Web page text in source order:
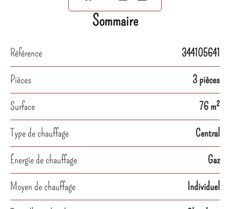
Sommaire
Référence
344105641
Pièces
3 pièces
Surface
76 m²
Type de chauffage
Central
Énergie de chauffage
Gaz
Moyen de chauffage
Individuel